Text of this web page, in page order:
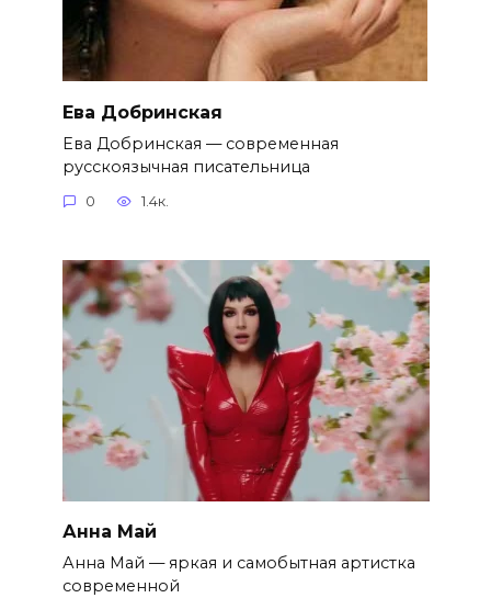
Ева Добринская
Ева Добринская — современная
русскоязычная писательница
0 1.4к.
Анна Май
Анна Май — яркая и самобытная артистка
современной